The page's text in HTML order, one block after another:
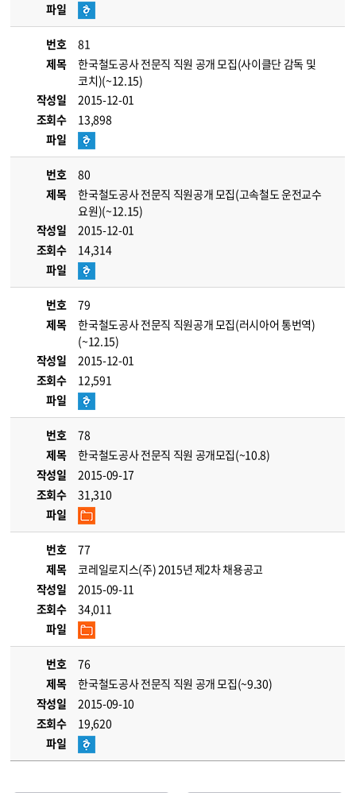
파일
번호
81
제목
한국철도공사 전문직 직원 공개 모집(사이클단 감독 및
코치)(~12.15)
작성일
2015-12-01
조회수
13,898
파일
번호
80
제목
한국철도공사 전문직 직원공개 모집(고속철도 운전교수
요원)(~12.15)
작성일
2015-12-01
조회수
14,314
파일
번호
79
제목
한국철도공사 전문직 직원공개 모집(러시아어 통번역)
(~12.15)
작성일
2015-12-01
조회수
12,591
파일
번호
78
제목
한국철도공사 전문직 직원 공개모집(~10.8)
작성일
2015-09-17
조회수
31,310
파일
번호
77
제목
코레일로지스(주) 2015년 제2차 채용공고
작성일
2015-09-11
조회수
34,011
파일
번호
76
제목
한국철도공사 전문직 직원 공개 모집(~9.30)
작성일
2015-09-10
조회수
19,620
파일